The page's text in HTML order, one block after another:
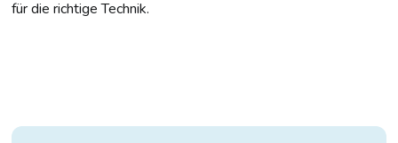
für die richtige Technik.